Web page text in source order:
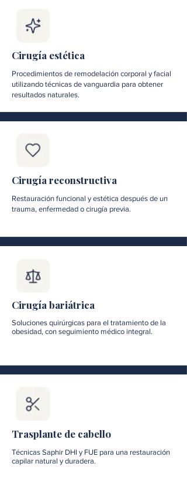
Cirugía estética
Procedimientos de remodelación corporal y facial
utilizando técnicas de vanguardia para obtener
resultados naturales.
Cirugía reconstructiva
Restauración funcional y estética después de un
trauma, enfermedad o cirugía previa.
Cirugía bariátrica
Soluciones quirúrgicas para el tratamiento de la
obesidad, con seguimiento médico integral.
Trasplante de cabello
Técnicas Saphir DHI y FUE para una restauración
capilar natural y duradera.